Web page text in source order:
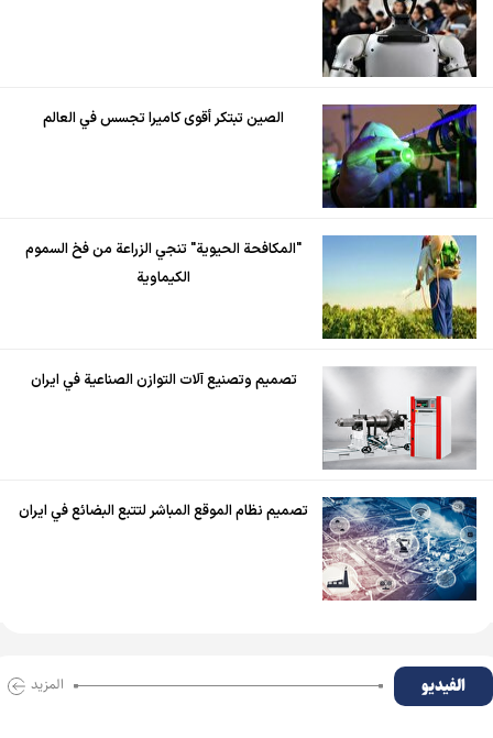
الصين تبتكر أقوى كاميرا تجسس في العالم
"المكافحة الحيوية" تنجي الزراعة من فخ السموم
الكيماوية
تصميم وتصنيع آلات التوازن الصناعية في ايران
تصميم نظام الموقع المباشر لتتبع البضائع في ايران
الفیدیو المزید